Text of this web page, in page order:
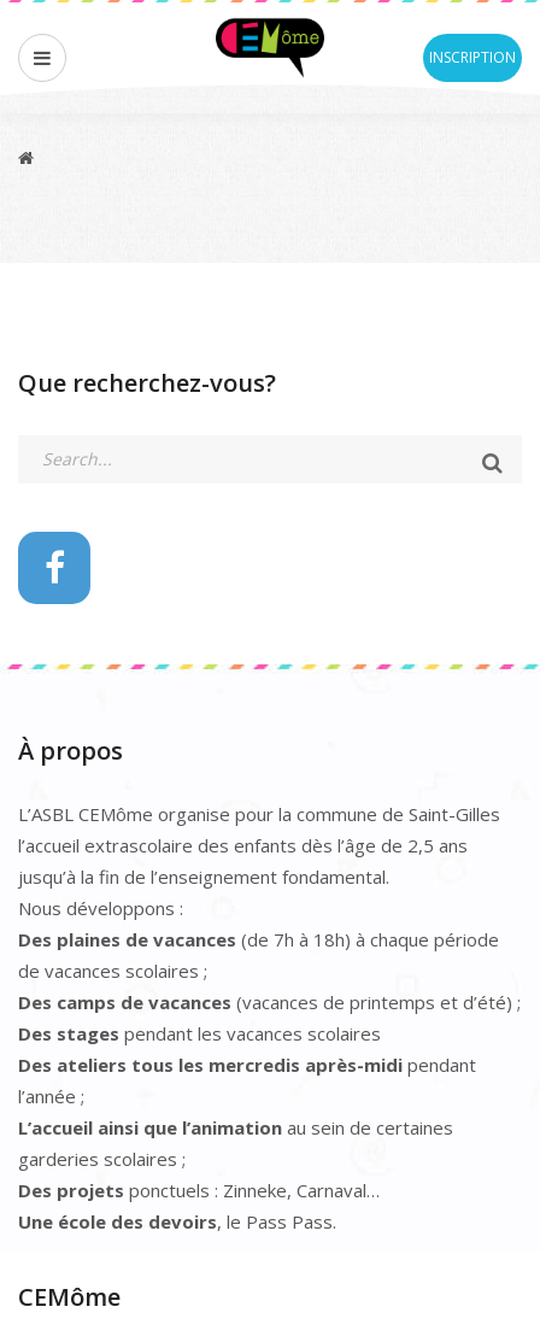
INSCRIPTION
Que recherchez-vous?
À propos
L’ASBL CEMôme organise pour la commune de Saint-Gilles
l’accueil extrascolaire des enfants dès l’âge de 2,5 ans
jusqu’à la fin de l’enseignement fondamental.
Nous développons :
Des plaines de vacances (de 7h à 18h) à chaque période
de vacances scolaires ;
Des camps de vacances (vacances de printemps et d’été) ;
Des stages pendant les vacances scolaires
Des ateliers tous les mercredis après-midi pendant
l’année ;
L’accueil ainsi que l’animation au sein de certaines
garderies scolaires ;
Des projets ponctuels : Zinneke, Carnaval…
Une école des devoirs, le Pass Pass.
CEMôme